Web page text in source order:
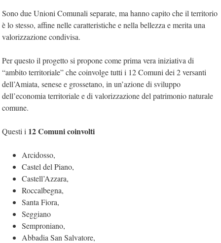
Sono due Unioni Comunali separate, ma hanno capito che il territorio
è lo stesso, affine nelle caratteristiche e nella bellezza e merita una
valorizzazione condivisa.
Per questo il progetto si propone come prima vera iniziativa di
“ambito territoriale” che coinvolge tutti i 12 Comuni dei 2 versanti
dell’Amiata, senese e grossetano, in un’azione di sviluppo
dell’economia territoriale e di valorizzazione del patrimonio naturale
comune.
Questi i 12 Comuni coinvolti
Arcidosso,
Castel del Piano,
Castell’Azzara,
Roccalbegna,
Santa Fiora,
Seggiano
Semproniano,
Abbadia San Salvatore,